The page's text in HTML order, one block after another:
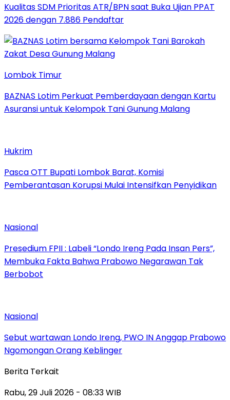
Kualitas SDM Prioritas ATR/BPN saat Buka Ujian PPAT
2026 dengan 7.886 Pendaftar
Lombok Timur
BAZNAS Lotim Perkuat Pemberdayaan dengan Kartu
Asuransi untuk Kelompok Tani Gunung Malang
Hukrim
Pasca OTT Bupati Lombok Barat, Komisi
Pemberantasan Korupsi Mulai Intensifkan Penyidikan
Nasional
Presedium FPII : Labeli “Londo Ireng Pada Insan Pers”,
Membuka Fakta Bahwa Prabowo Negarawan Tak
Berbobot
Nasional
Sebut wartawan Londo Ireng, PWO IN Anggap Prabowo
Ngomongan Orang Keblinger
Berita Terkait
Rabu, 29 Juli 2026 - 08:33 WIB